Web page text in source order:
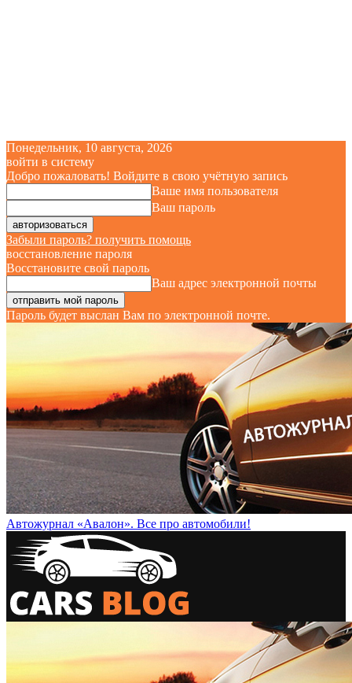
Понедельник, 10 августа, 2026
войти в систему
Добро пожаловать! Войдите в свою учётную запись
Ваше имя пользователя
Ваш пароль
Забыли пароль? получить помощь
восстановление пароля
Восстановите свой пароль
Ваш адрес электронной почты
Пароль будет выслан Вам по электронной почте.
Автожурнал «Авалон». Все про автомобили!